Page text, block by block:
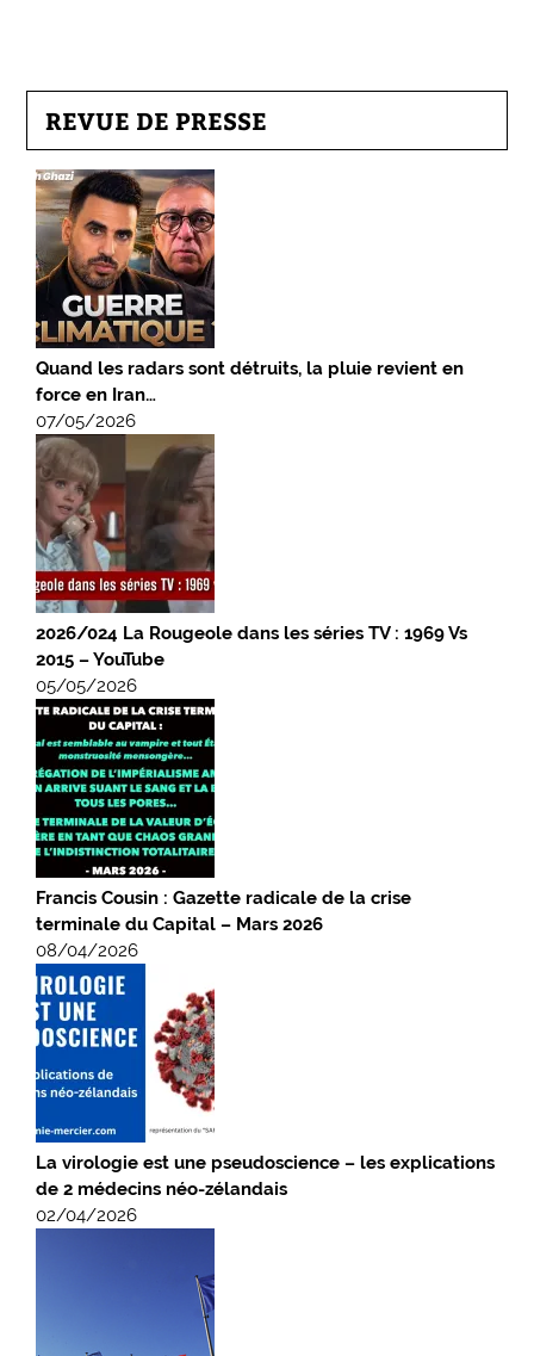
REVUE DE PRESSE
Quand les radars sont détruits, la pluie revient en
force en Iran…
07/05/2026
2026/024 La Rougeole dans les séries TV : 1969 Vs
2015 – YouTube
05/05/2026
Francis Cousin : Gazette radicale de la crise
terminale du Capital – Mars 2026
08/04/2026
La virologie est une pseudoscience – les explications
de 2 médecins néo-zélandais
02/04/2026